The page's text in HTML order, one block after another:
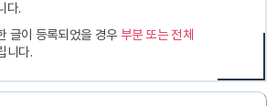
다.
글이 등록되었을 경우 부분 또는 전체
니다.